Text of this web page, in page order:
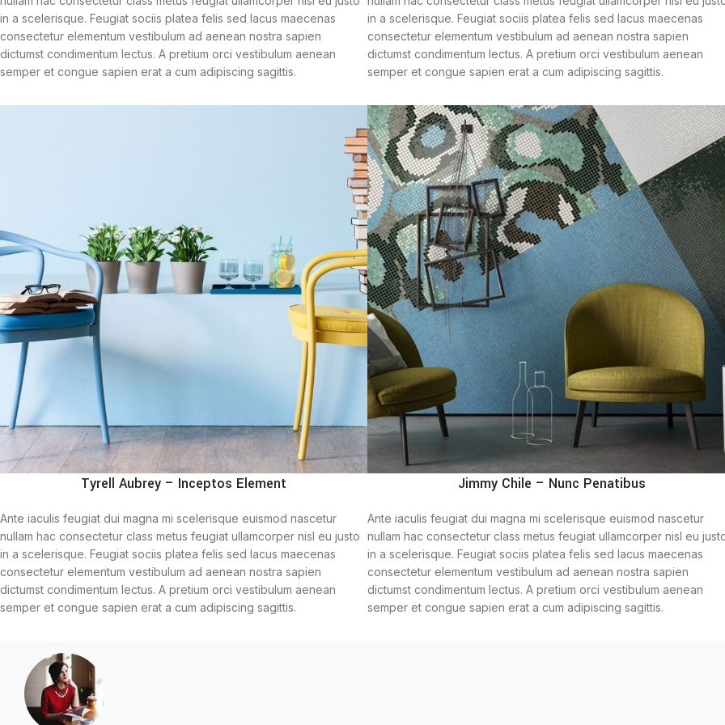
in a scelerisque. Feugiat sociis platea felis sed lacus maecenas
consectetur elementum vestibulum ad aenean nostra sapien
dictumst condimentum lectus. A pretium orci vestibulum aenean
semper et congue sapien erat a cum adipiscing sagittis.
in a scelerisque. Feugiat sociis platea felis sed lacus maecenas
consectetur elementum vestibulum ad aenean nostra sapien
dictumst condimentum lectus. A pretium orci vestibulum aenean
semper et congue sapien erat a cum adipiscing sagittis.
Tyrell Aubrey – Inceptos Element
Ante iaculis feugiat dui magna mi scelerisque euismod nascetur
nullam hac consectetur class metus feugiat ullamcorper nisl eu justo
in a scelerisque. Feugiat sociis platea felis sed lacus maecenas
consectetur elementum vestibulum ad aenean nostra sapien
dictumst condimentum lectus. A pretium orci vestibulum aenean
semper et congue sapien erat a cum adipiscing sagittis.
Jimmy Chile – Nunc Penatibus
Ante iaculis feugiat dui magna mi scelerisque euismod nascetur
nullam hac consectetur class metus feugiat ullamcorper nisl eu
in a scelerisque. Feugiat sociis platea felis sed lacus maecenas
consectetur elementum vestibulum ad aenean nostra sapien
dictumst condimentum lectus. A pretium orci vestibulum aenean
semper et congue sapien erat a cum adipiscing sagittis.